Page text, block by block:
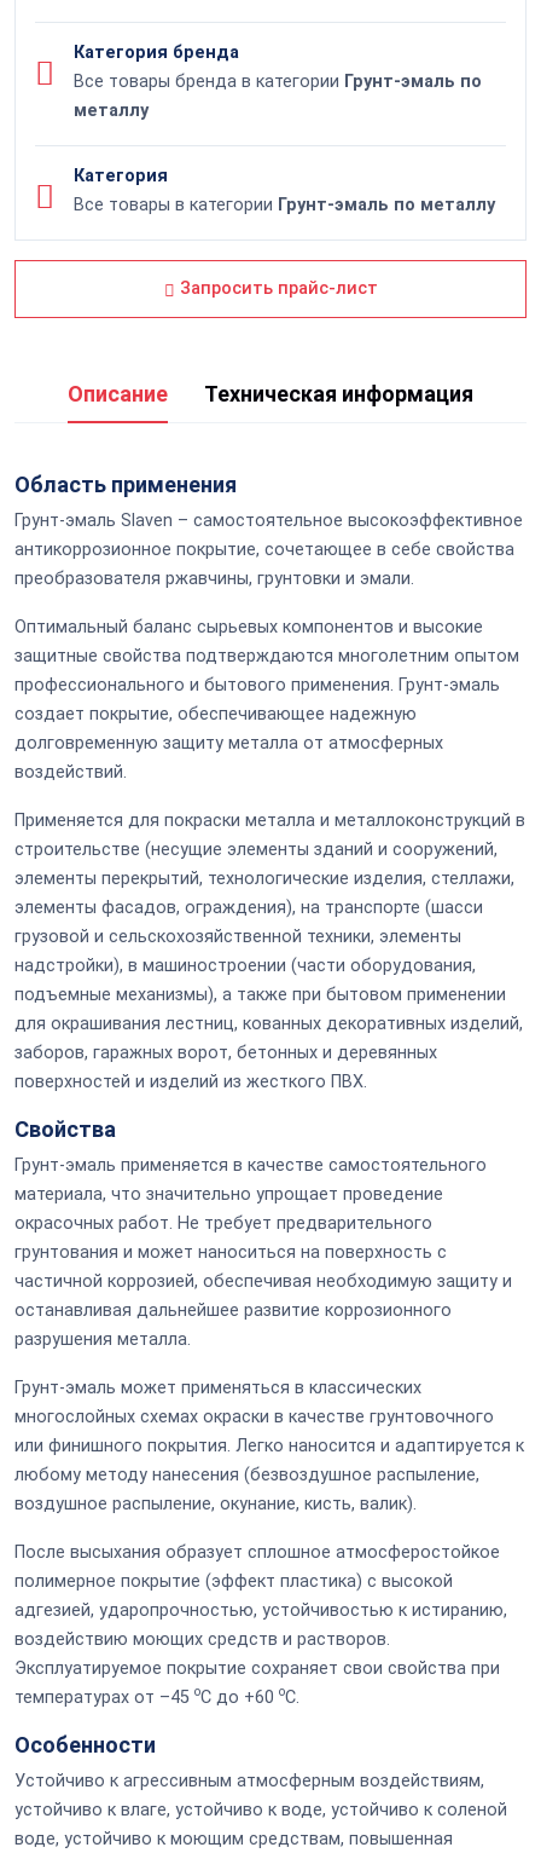
Категория бренда
Все товары бренда в категории Грунт-эмаль по
металлу
Категория
Все товары в категории Грунт-эмаль по металлу
Запросить прайс-лист
Описание Техническая информация
Область применения
Грунт-эмаль Slaven – самостоятельное высокоэффективное
антикоррозионное покрытие, сочетающее в себе свойства
преобразователя ржавчины, грунтовки и эмали.
Оптимальный баланс сырьевых компонентов и высокие
защитные свойства подтверждаются многолетним опытом
профессионального и бытового применения. Грунт-эмаль
создает покрытие, обеспечивающее надежную
долговременную защиту металла от атмосферных
воздействий.
Применяется для покраски металла и металлоконструкций в
строительстве (несущие элементы зданий и сооружений,
элементы перекрытий, технологические изделия, стеллажи,
элементы фасадов, ограждения), на транспорте (шасси
грузовой и сельскохозяйственной техники, элементы
надстройки), в машиностроении (части оборудования,
подъемные механизмы), а также при бытовом применении
для окрашивания лестниц, кованных декоративных изделий,
заборов, гаражных ворот, бетонных и деревянных
поверхностей и изделий из жесткого ПВХ.
Свойства
Грунт-эмаль применяется в качестве самостоятельного
материала, что значительно упрощает проведение
окрасочных работ. Не требует предварительного
грунтования и может наноситься на поверхность с
частичной коррозией, обеспечивая необходимую защиту и
останавливая дальнейшее развитие коррозионного
разрушения металла.
Грунт-эмаль может применяться в классических
многослойных схемах окраски в качестве грунтовочного
или финишного покрытия. Легко наносится и адаптируется к
любому методу нанесения (безвоздушное распыление,
воздушное распыление, окунание, кисть, валик).
После высыхания образует сплошное атмосферостойкое
полимерное покрытие (эффект пластика) с высокой
адгезией, ударопрочностью, устойчивостью к истиранию,
воздействию моющих средств и растворов.
Эксплуатируемое покрытие сохраняет свои свойства при
температурах от –45 oС до +60 oС.
Особенности
Устойчиво к агрессивным атмосферным воздействиям,
устойчиво к влаге, устойчиво к воде, устойчиво к соленой
воде, устойчиво к моющим средствам, повышенная